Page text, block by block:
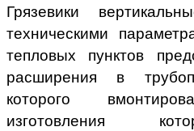
Грязевики
техническими
тепловых пунктов
расширения в
которого
изготовления